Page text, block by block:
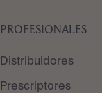
PROFESIONALES
Distribuidores
Prescriptores